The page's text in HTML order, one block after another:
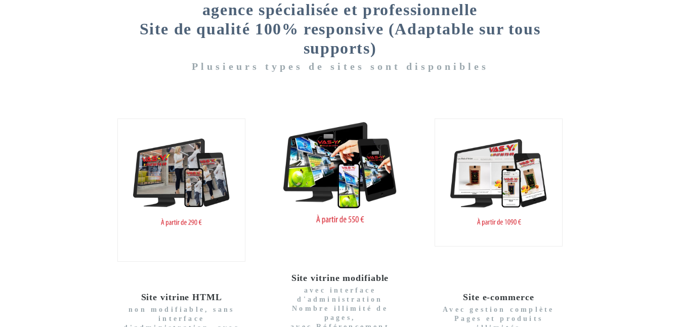
agence spécialisée et professionnelle
Site de qualité 100% responsive (Adaptable sur tous
supports)
Plusieurs types de sites sont disponibles
Site vitrine HTML
non modifiable, sans
interface
Site vitrine modifiable
avec interface
d'administration
Nombre illimité de
pages,
Site e-commerce
Avec gestion complète
Pages et produits